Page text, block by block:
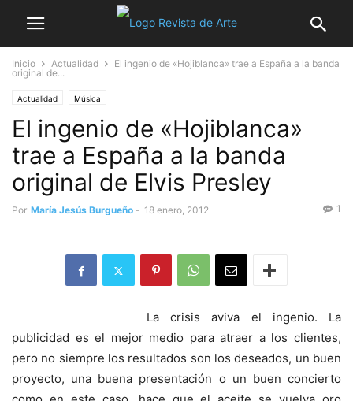
Inicio Actualidad
El ingenio de «Hojiblanca» trae a España a la banda
original de...
Actualidad Música
El ingenio de «Hojiblanca»
trae a España a la banda
original de Elvis Presley
Por María Jesús Burgueño - 18 enero, 2012 1
La crisis aviva el ingenio. La
publicidad es el mejor medio para atraer a los clientes,
pero no siempre los resultados son los deseados, un buen
proyecto, una buena presentación o un buen concierto